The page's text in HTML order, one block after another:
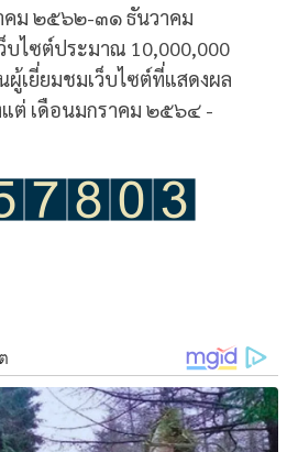
คม ๒๕๖๒-๓๑ ธันวาคม
ไซต์ประมาณ 10,000,000
ผู้เยี่ยมชมเว็บไซต์ที่แสดงผล
แต่ เดือนมกราคม ๒๕๖๔ -